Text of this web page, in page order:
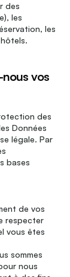
des
les
les
vos
des
Données
légale. Par
bases
de vos
respecter
vous êtes
sommes
nous